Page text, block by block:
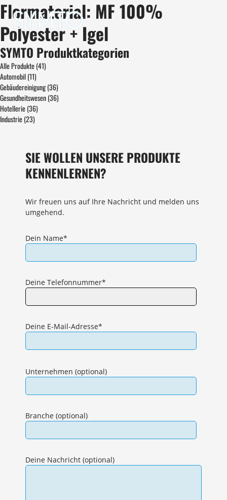
Flormaterial: MF 100%
Polyester + Igel
SYMTO Produktkategorien
Alle Produkte(41)
Automobil(11)
Gebäudereinigung(36)
Gesundheitswesen(36)
Hotellerie(36)
Industrie(23)
SIE WOLLEN UNSERE PRODUKTE
KENNENLERNEN?
Wir freuen uns auf Ihre Nachricht und melden uns
umgehend.
Dein Name*
Deine Telefonnummer*
Deine E-Mail-Adresse*
dieses
leer.
Unternehmen (optional)
Branche (optional)
Deine Nachricht (optional)